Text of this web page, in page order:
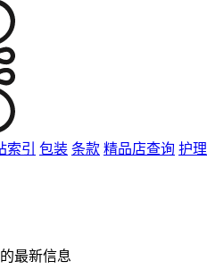
索引 包装 条款 精品店查询 护
最新信息